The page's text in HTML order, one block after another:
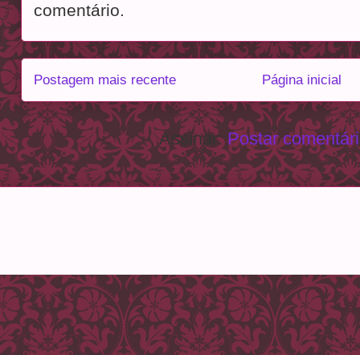
comentário.
Postagem mais recente Página inicial
Assinar:Postar